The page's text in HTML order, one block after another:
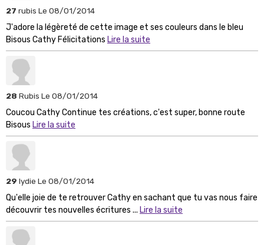
27 rubis Le 08/01/2014
J'adore la légèreté de cette image et ses couleurs dans le bleu
Bisous Cathy Félicitations Lire la suite
28 Rubis Le 08/01/2014
Coucou Cathy Continue tes créations, c'est super, bonne route
Bisous Lire la suite
29 lydie Le 08/01/2014
Qu'elle joie de te retrouver Cathy en sachant que tu vas nous faire
découvrir tes nouvelles écritures ... Lire la suite